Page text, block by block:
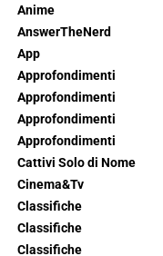
Anime
AnswerTheNerd
App
Approfondimenti
Approfondimenti
Approfondimenti
Approfondimenti
Cattivi Solo di Nome
Cinema&Tv
Classifiche
Classifiche
Classifiche